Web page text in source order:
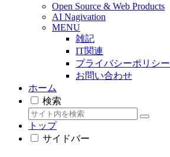
Open Source & Web Products
AI Nagivation
MENU
雑記
IT関連
プライバシーポリシー
お問い合わせ
ホーム
検索
トップ
サイドバー